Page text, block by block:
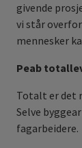
givende
vi står
mennesker
Peab
Totalt er det
Selve
fagarbeidere.